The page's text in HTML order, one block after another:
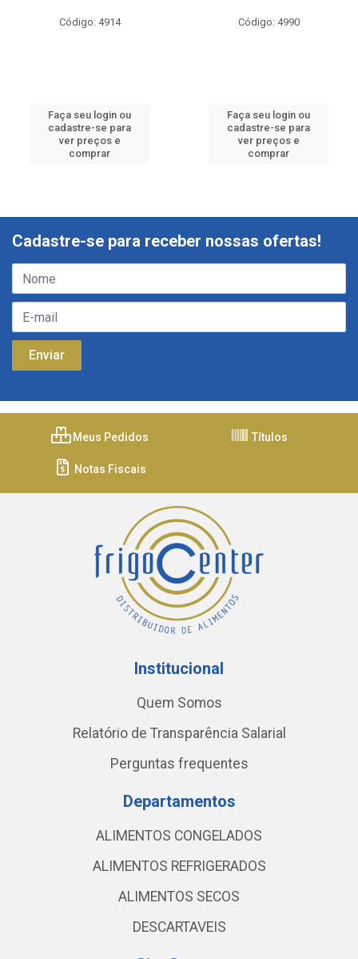
Código: 4914
Faça seu login ou
cadastre-se para
ver preços e
comprar
Código: 4990
Faça seu login ou
cadastre-se para
ver preços e
comprar
Cadastre-se para receber nossas ofertas!
Meus Pedidos Títulos
Notas Fiscais
Institucional
Quem Somos
Relatório de Transparência Salarial
Perguntas frequentes
Departamentos
ALIMENTOS CONGELADOS
ALIMENTOS REFRIGERADOS
ALIMENTOS SECOS
DESCARTAVEIS